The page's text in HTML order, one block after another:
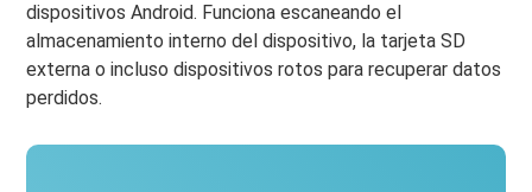
dispositivos Android. Funciona escaneando el
almacenamiento interno del dispositivo, la tarjeta SD
externa o incluso dispositivos rotos para recuperar datos
perdidos.